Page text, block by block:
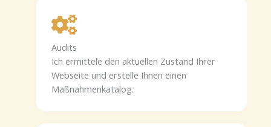
Audits
Ich ermittele den aktuellen Zustand Ihrer
Webseite und erstelle Ihnen einen
Maßnahmenkatalog.